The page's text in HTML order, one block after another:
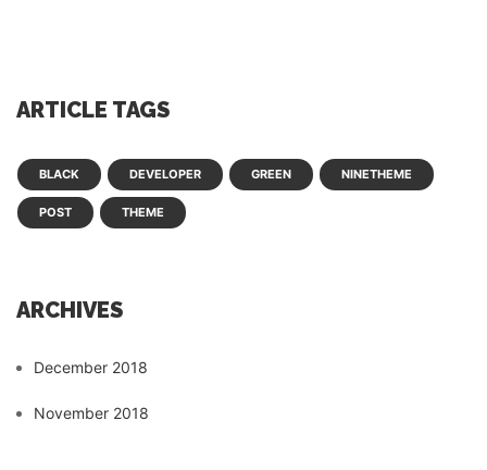
ARTICLE TAGS
BLACK DEVELOPER GREEN NINETHEME
POST THEME
ARCHIVES
December 2018
November 2018